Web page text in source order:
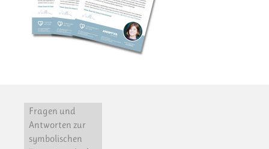
Fragen und
Antworten zur
symbolischen